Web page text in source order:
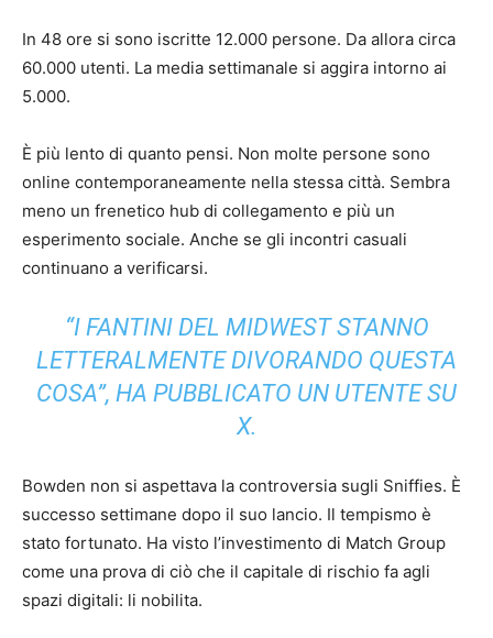
In 48 ore si sono iscritte 12.000 persone. Da allora circa
60.000 utenti. La media settimanale si aggira intorno ai
5.000.
È più lento di quanto pensi. Non molte persone sono
online contemporaneamente nella stessa città. Sembra
meno un frenetico hub di collegamento e più un
esperimento sociale. Anche se gli incontri casuali
continuano a verificarsi.
“I FANTINI DEL MIDWEST STANNO
LETTERALMENTE DIVORANDO QUESTA
COSA”, HA PUBBLICATO UN UTENTE SU
X.
Bowden non si aspettava la controversia sugli Sniffies. È
successo settimane dopo il suo lancio. Il tempismo è
stato fortunato. Ha visto l’investimento di Match Group
come una prova di ciò che il capitale di rischio fa agli
spazi digitali: li nobilita.